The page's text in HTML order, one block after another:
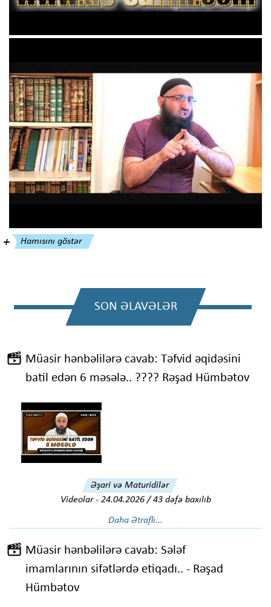
SON ƏLAVƏLƏR
Müasir hənbəlilərə cavab: Təfvid əqidəsini
batil edən 6 məsələ.. ???? Rəşad Hümbətov
Əşari və Maturidilər
Videolar- 24.04.2026 / 43 dəfə baxılıb
Daha Ətraflı...
Müasir hənbəlilərə cavab: Sələf
imamlarının sifətlərdə etiqadı.. - Rəşad
Hümbətov
Hamısını göstər